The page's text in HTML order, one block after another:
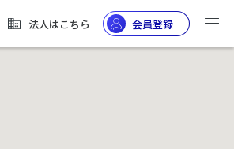
法人はこちら 会員登録